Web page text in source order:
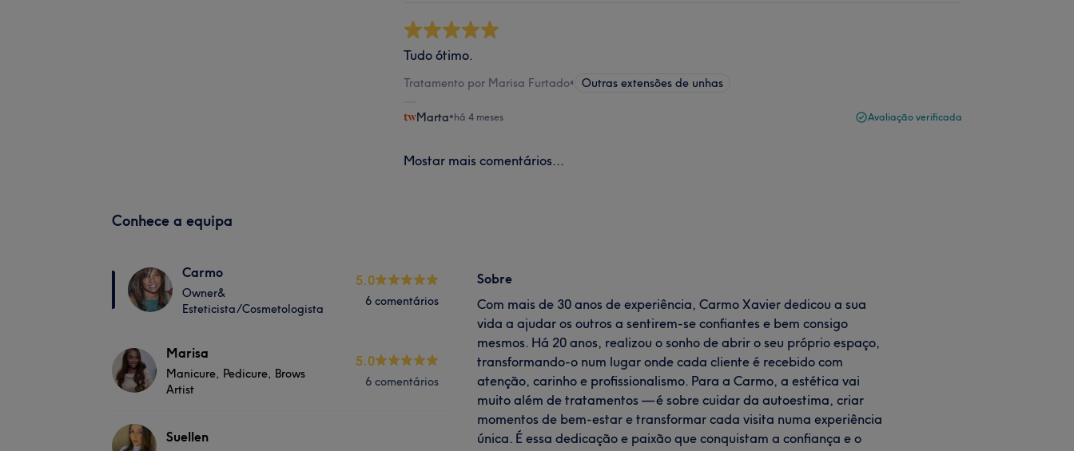
Tudo ótimo.
Tratamento por Marisa Furtado• Outras extensões de unhas
Marta•há 4 meses Avaliação verificada
Mostar mais comentários...
Conhece a equipa
Carmo
Owner&
Esteticista/Cosmetologista
5.0
6 comentários
Marisa
Manicure, Pedicure, Brows
Artist
5.0
6 comentários
Suellen
Sobre
Com mais de 30 anos de experiência, Carmo Xavier dedicou a sua
vida a ajudar os outros a sentirem-se confiantes e bem consigo
mesmos. Há 20 anos, realizou o sonho de abrir o seu próprio espaço,
transformando-o num lugar onde cada cliente é recebido com
atenção, carinho e profissionalismo. Para a Carmo, a estética vai
muito além de tratamentos — é sobre cuidar da autoestima, criar
momentos de bem-estar e transformar cada visita numa experiência
única. É essa dedicação e paixão que conquistam a confiança e o